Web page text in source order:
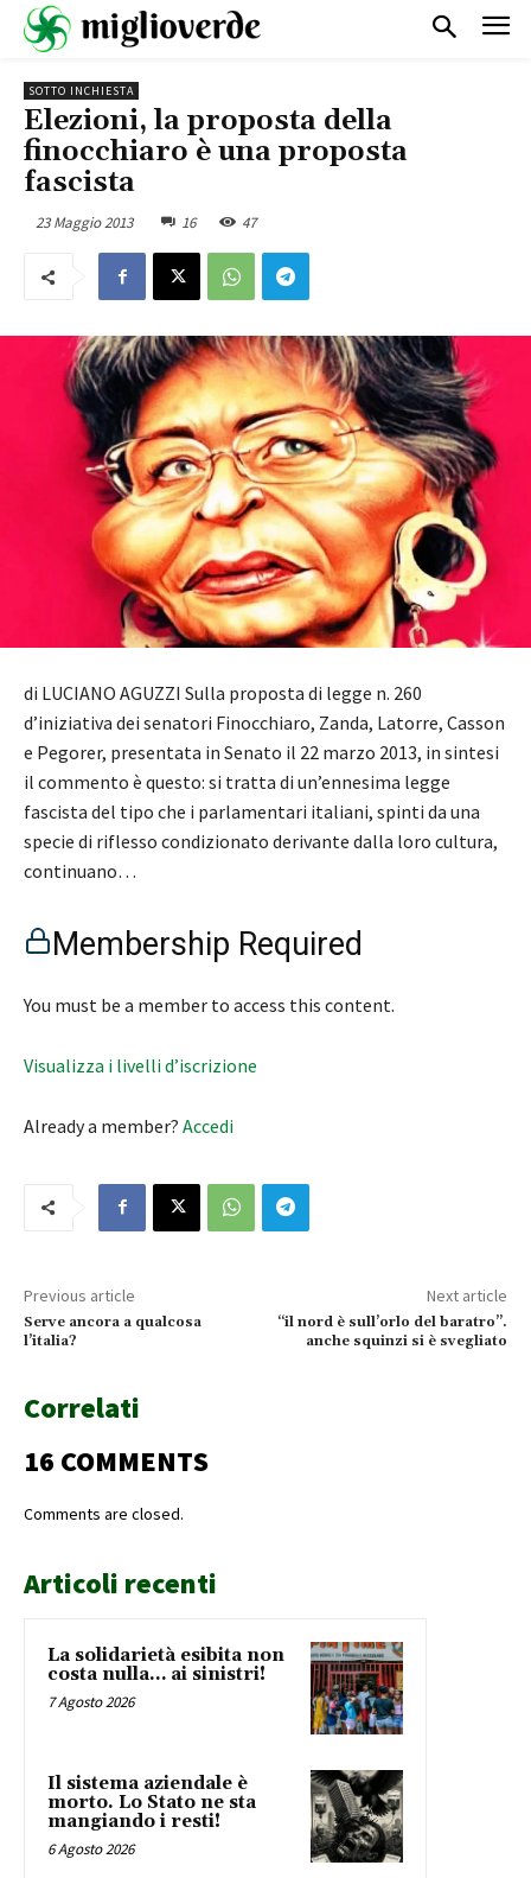
SOTTO INCHIESTA
Elezioni, la proposta della
finocchiaro è una proposta
fascista
23 Maggio 2013 16 47
di LUCIANO AGUZZI Sulla proposta di legge n. 260
d’iniziativa dei senatori Finocchiaro, Zanda, Latorre, Casson
e Pegorer, presentata in Senato il 22 marzo 2013, in sintesi
il commento è questo: si tratta di un’ennesima legge
fascista del tipo che i parlamentari italiani, spinti da una
specie di riflesso condizionato derivante dalla loro cultura,
continuano…
Membership Required
You must be a member to access this content.
Visualizza i livelli d’iscrizione
Already a member? Accedi
Previous article
Serve ancora a qualcosa
l’italia?
Next article
“il nord è sull’orlo del baratro”.
anche squinzi si è svegliato
Correlati
16 COMMENTS
Comments are closed.
Articoli recenti
La solidarietà esibita non
costa nulla… ai sinistri!
7 Agosto 2026
Il sistema aziendale è
morto. Lo Stato ne sta
mangiando i resti!
6 Agosto 2026